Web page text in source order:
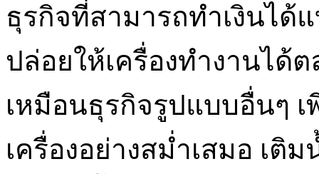
ธุรกิจที่สามารถทำเงินได้แ
ปล่อยให้เครื่องทำงานได้
เหมือนธุรกิจรูปแบบอื่นๆ
เครื่องอย่างสม่ำเสมอ เติ